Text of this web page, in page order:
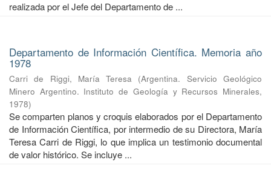
realizada por el Jefe del Departamento de ...
Departamento de Información Científica. Memoria año
1978
Carri de Riggi, María Teresa (Argentina. Servicio Geológico
Minero Argentino. Instituto de Geología y Recursos Minerales,
1978)
Se comparten planos y croquis elaborados por el Departamento
de Información Científica, por intermedio de su Directora, María
Teresa Carri de Riggi, lo que implica un testimonio documental
de valor histórico. Se incluye ...